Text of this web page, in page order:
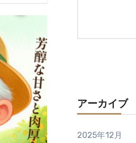
アーカイブ
2025年12月